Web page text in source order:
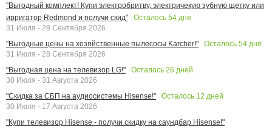
"Выгодный комплект! Купи электробритву, электричекую зубную щетку или
ирригатор Redmond и получи скид"
Осталось 54 дня
31 Июля - 28 Сентября 2026
"Выгодные цены на хозяйственные пылесосы Karcher!"
Осталось 54 дня
31 Июля - 28 Сентября 2026
"Выгодная цена на телевизор LG!"
Осталось 26 дней
30 Июля - 31 Августа 2026
"Скидка за СБП на аудиосистемы Hisense!"
Осталось 12 дней
30 Июля - 17 Августа 2026
"Купи телевизор Hisense - получи скидку на саундбар Hisense!"